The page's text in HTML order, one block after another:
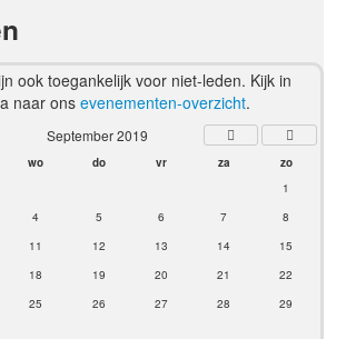
ook toegankelijk voor niet-leden. Kijk in
naar ons evenementen-overzicht.
September 2019
wo do vr za
zo
1
4 5 6 7
8
11 12 13 14
15
18 19 20 21
22
25 26 27 28
29